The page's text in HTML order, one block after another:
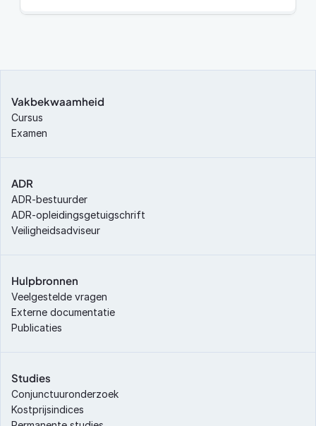
Vakbekwaamheid
Cursus
Examen
ADR
ADR-bestuurder
ADR-opleidingsgetuigschrift
Veiligheidsadviseur
Hulpbronnen
Veelgestelde vragen
Externe documentatie
Publicaties
Studies
Conjunctuuronderzoek
Kostprijsindices